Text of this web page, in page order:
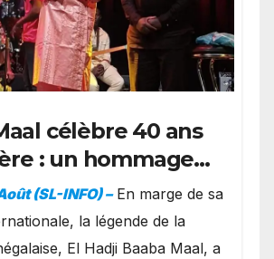
célèbre 40 ans
: un hommage
à Oslo en
de la famille
(SL-INFO) – ​En marge de sa
la légende de la
El Hadji Baaba Maal, a